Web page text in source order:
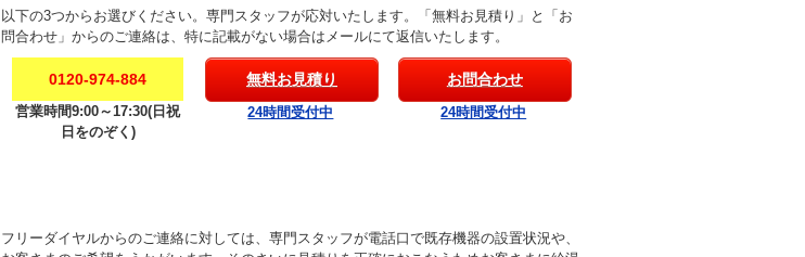
以下の3つからお選びください。専門スタッフが応対いたします。「無料お見積り」と「お
問合わせ」からのご連絡は、特に記載がない場合はメールにて返信いたします。
0120-974-884
営業時間9:00～17:30(日祝
日をのぞく)
無料お見積り
24時間受付中
お問合わせ
24時間受付中
フリーダイヤルからのご連絡に対しては、専門スタッフが電話口で既存機器の設置状況や、